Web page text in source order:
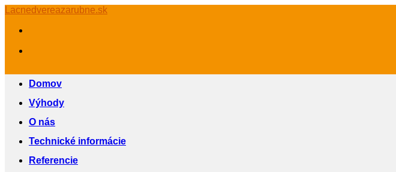
Skip
content
Lacnedvereazarubne.sk
Domov
Výhody
O nás
Technické informácie
Referencie